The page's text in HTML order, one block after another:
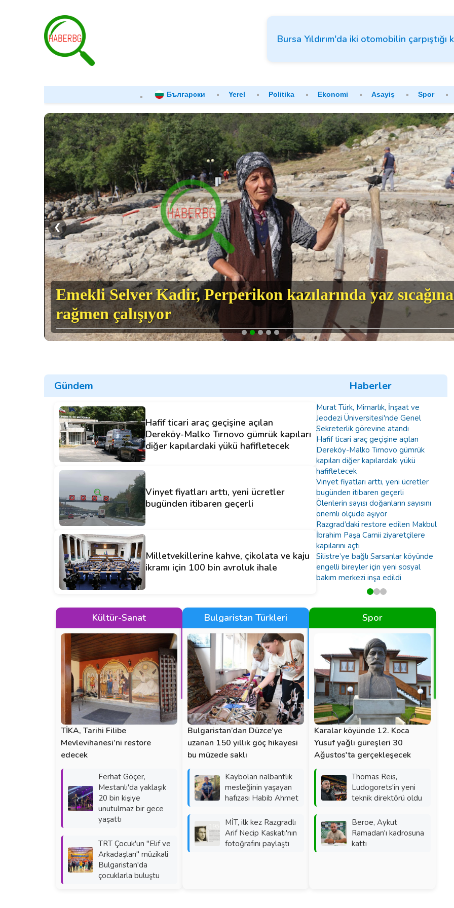
Bursa Yıldırım'da iki otomobilin
Български Yerel Politika Ekonomi Asayiş Spor
Emekli Selver Kadir, Perperikon kazılarında yaz sıcağına
rağmen çalışıyor
❮
Gündem Haberler
Hafif ticari araç geçişine açılan
Dereköy-Malko Tırnovo gümrük kapıları
diğer kapılardaki yükü hafifletecek
Vinyet fiyatları arttı, yeni ücretler
bugünden itibaren geçerli
Milletvekillerine kahve, çikolata ve kaju
ikramı için 100 bin avroluk ihale
Murat Türk, Mimarlık, İnşaat ve
Jeodezi Üniversitesi'nde Genel
Sekreterlik görevine atandı
Hafif ticari araç geçişine açılan
Dereköy-Malko Tırnovo gümrük
kapıları diğer kapılardaki yükü
hafifletecek
Vinyet fiyatları arttı, yeni ücretler
bugünden itibaren geçerli
Ölenlerin sayısı doğanların sayısını
önemli ölçüde aşıyor
Razgrad’daki restore edilen Makbul
İbrahim Paşa Camii ziyaretçilere
kapılarını açtı
Silistre’ye bağlı Sarsanlar köyünde
engelli bireyler için yeni sosyal
bakım merkezi inşa edildi
Kültür-Sanat
TİKA, Tarihi Filibe
Mevlevihanesi’ni restore
edecek
Ferhat Göçer,
Mestanlı'da yaklaşık
20 bin kişiye
unutulmaz bir gece
yaşattı
TRT Çocuk'un "Elif ve
Arkadaşları" müzikali
Bulgaristan'da
çocuklarla buluştu
Bulgaristan Türkleri
Bulgaristan’dan Düzce’ye
uzanan 150 yıllık göç hikayesi
bu müzede saklı
Kaybolan nalbantlık
mesleğinin yaşayan
hafızası Habib Ahmet
MİT, ilk kez Razgradlı
Arif Necip Kaskatı'nın
fotoğrafını paylaştı
Spor
Karalar köyünde 12. Koca
Yusuf yağlı güreşleri 30
Ağustos'ta gerçekleşecek
Thomas Reis,
Ludogorets'in yeni
teknik direktörü oldu
Beroe, Aykut
Ramadan'ı kadrosuna
kattı